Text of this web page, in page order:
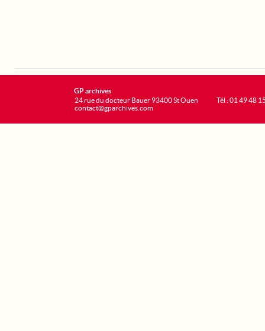
GP archives
24 rue du docteur Bauer 93400 St Ouen
contact@gparchives.com
Tél : 01 49 48